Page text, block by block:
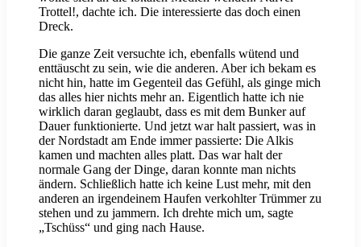
Trottel!, dachte ich. Die interessierte das doch einen
Dreck.
Die ganze Zeit versuchte ich, ebenfalls wütend und
enttäuscht zu sein, wie die anderen. Aber ich bekam es
nicht hin, hatte im Gegenteil das Gefühl, als ginge mich
das alles hier nichts mehr an. Eigentlich hatte ich nie
wirklich daran geglaubt, dass es mit dem Bunker auf
Dauer funktionierte. Und jetzt war halt passiert, was in
der Nordstadt am Ende immer passierte: Die Alkis
kamen und machten alles platt. Das war halt der
normale Gang der Dinge, daran konnte man nichts
ändern. Schließlich hatte ich keine Lust mehr, mit den
anderen an irgendeinem Haufen verkohlter Trümmer zu
stehen und zu jammern. Ich drehte mich um, sagte
„Tschüss“ und ging nach Hause.